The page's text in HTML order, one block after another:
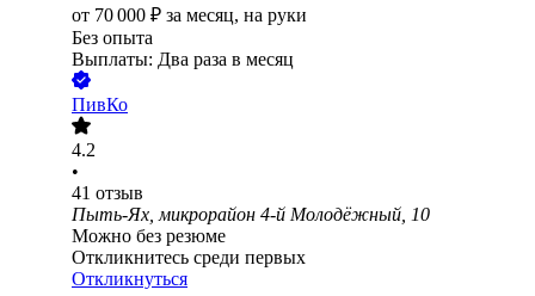
от 70 000 ₽ за месяц, на руки
Без опыта
Выплаты: Два раза в месяц
ПивКо
4.2
•
41 отзыв
Пыть-Ях, микрорайон 4-й Молодёжный, 10
Можно без резюме
Откликнитесь среди первых
Откликнуться